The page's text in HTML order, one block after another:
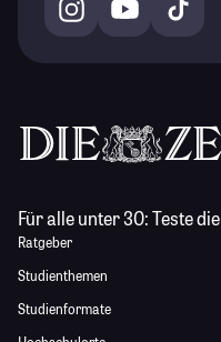
Für alle unter 30:Teste die
Ratgeber
Studienthemen
Studienformate